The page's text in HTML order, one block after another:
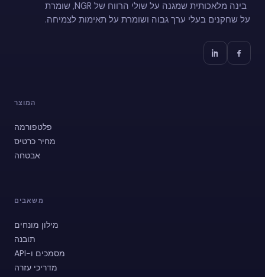
בינה מלאכותית שמגנה על שולי הרווח של NGR, שומרת
על שחקנים בעלי ערך גבוה ושומרת על תאימות לצמיחה.
המוצר
פלטפורמה
מחיר כרטיס
אבטחה
משאבים
מילון מונחים
תובנה
מסמכים ו-API
מדריכי עזרה